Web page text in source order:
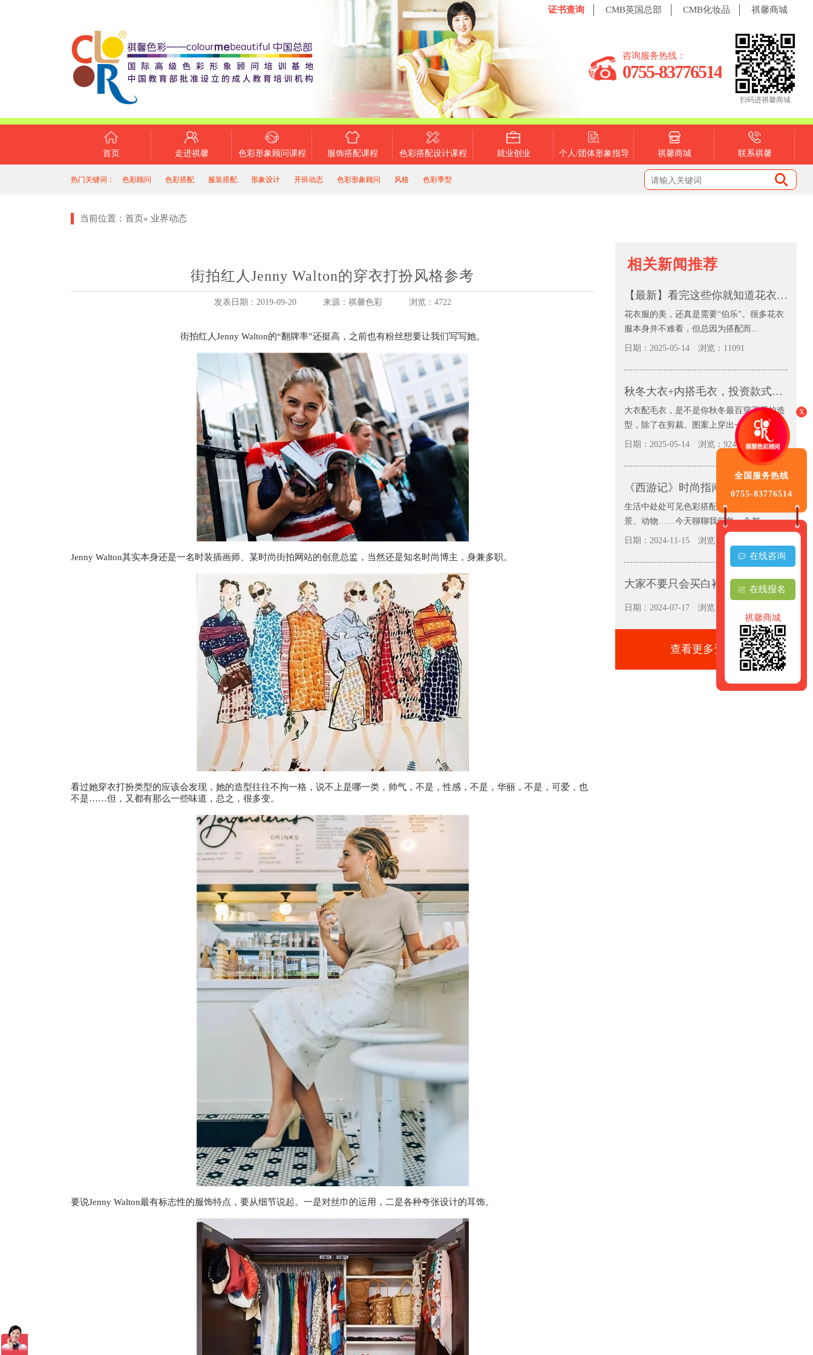
证书查询 CMB英国总部 CMB化妆品 祺馨商城
咨询服务热线：
0755-83776514
扫码进祺馨商城
首页 走进祺馨 色彩形象顾问课程 服饰搭配课程 色彩搭配设计课程 就业创业 个人/团体形象指导 祺馨商城 联系祺馨
热门关键词： 色彩顾问 色彩搭配 服装搭配 形象设计 开班动态 色彩形象顾问 风格 色彩季型
当前位置： 首页» 业界动态
街拍红人Jenny Walton的穿衣打扮风格参考
发表日期：2019-09-20 来源：祺馨色彩 浏览：4722
街拍红人Jenny Walton的“翻牌率”还挺高，之前也有粉丝想要让我们写写她。
Jenny Walton其实本身还是一名时装插画师、某时尚街拍网站的创意总监，当然还是知名时尚博主，身兼多职。
看过她穿衣打扮类型的应该会发现，她的造型往往不拘一格，说不上是哪一类，帅气，不是，性感，不是，华丽，不是，可爱，也
不是……但，又都有那么一些味道，总之，很多变。
要说Jenny Walton最有标志性的服饰特点，要从细节说起。一是对丝巾的运用，二是各种夸张设计的耳饰。
相关新闻推荐
【最新】看完这些你就知道花衣服可以怎么配，并且兴趣大增
花衣服的美，还真是需要“伯乐”。很多花衣
服本身并不难看，但总因为搭配而...
日期：2025-05-14 浏览：11091
秋冬大衣+内搭毛衣，投资款式不如投资色彩
大衣配毛衣，是不是你秋冬最百穿不厌的造
型，除了在剪裁、图案上穿出一些新...
日期：2025-05-14 浏览：9247
《西游记》时尚指南：师徒四人的服装配色日常穿搭也很美
生活中处处可见色彩搭配，大自然、城市街
景、动物……今天聊聊我们每一个都...
日期：2024-11-15 浏览：11499
大家不要只会买白衬衫呀
日期：2024-07-17 浏览：6258
查看更多资讯+
X
全国服务热线
0755-83776514
在线咨询
在线报名
祺馨商城